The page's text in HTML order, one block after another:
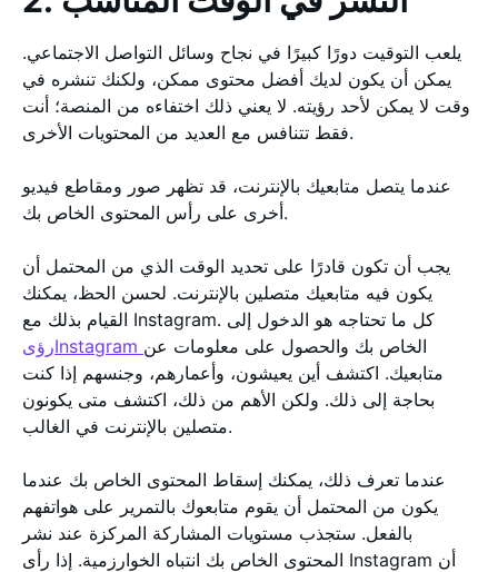
يلعب التوقيت دورًا كبيرًا في نجاح وسائل التواصل الاجتماعي.
يمكن أن يكون لديك أفضل محتوى ممكن، ولكنك تنشره في
وقت لا يمكن لأحد رؤيته. لا يعني ذلك اختفاءه من المنصة؛ أنت
فقط تتنافس مع العديد من المحتويات الأخرى.
عندما يتصل متابعيك بالإنترنت، قد تظهر صور ومقاطع فيديو
أخرى على رأس المحتوى الخاص بك.
يجب أن تكون قادرًا على تحديد الوقت الذي من المحتمل أن
يكون فيه متابعيك متصلين بالإنترنت. لحسن الحظ، يمكنك
القيام بذلك مع Instagram. كل ما تحتاجه هو الدخول إلى
رؤىInstagram الخاص بك والحصول على معلومات عن
متابعيك. اكتشف أين يعيشون، وأعمارهم، وجنسهم إذا كنت
بحاجة إلى ذلك. ولكن الأهم من ذلك، اكتشف متى يكونون
متصلين بالإنترنت في الغالب.
عندما تعرف ذلك، يمكنك إسقاط المحتوى الخاص بك عندما
يكون من المحتمل أن يقوم متابعوك بالتمرير على هواتفهم
بالفعل. ستجذب مستويات المشاركة المركزة عند نشر
المحتوى الخاص بك انتباه الخوارزمية. إذا رأى Instagram أن